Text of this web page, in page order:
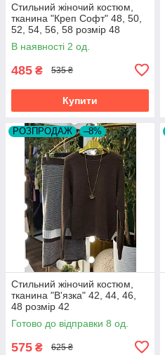
Стильний жіночий костюм,
тканина "Креп Софт" 48, 50,
52, 54, 56, 58 розмір 48
В наявності 2 од.
485 ₴ 535 ₴
Купити
РОЗПРОДАЖ –8%
Стильний жіночий костюм,
тканина "В'язка" 42, 44, 46,
48 розмір 42
Готово до відправки 8 од.
575 ₴ 625 ₴